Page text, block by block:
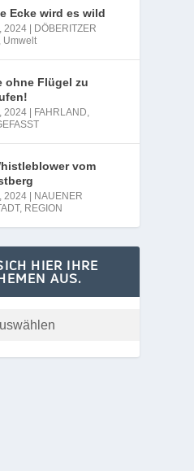
Ecke wird es wild
2024
DÖBERITZER
, Umwelt
ohne Flügel zu
2024 FAHRLAND,
vom
2024
NAUENER
, REGION
HIER IHRE
AUS.